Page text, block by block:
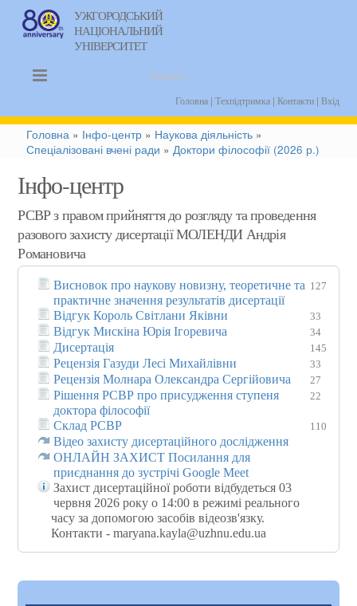
УЖГОРОДСЬКИЙ
НАЦІОНАЛЬНИЙ
УНІВЕРСИТЕТ
Головна| Техпідтримка| Контакти| Вхід
Головна » Інфо-центр » Наукова діяльність »
Спеціалізовані вчені ради »Доктори філософії (2026 р.)
Інфо-центр
РСВР з правом прийняття до розгляду та проведення
разового захисту дисертації МОЛЕНДИ Андрія
Романовича
Висновок про наукову новизну, теоретичне та
практичне значення результатів дисертації
127
Відгук Король Світлани Яківни 33
Відгук Мискіна Юрія Ігоревича 34
Дисертація 145
Рецензія Газуди Лесі Михайлівни 33
Рецензія Молнара Олександра Сергійовича 27
Рішення РСВР про присудження ступеня
доктора філософії
22
Склад РСВР 110
Відео захисту дисертаційного дослідження
ОНЛАЙН ЗАХИСТ Посилання для
приєднання до зустрічі Google Meet
Захист дисертаційної роботи відбудеться 03
червня 2026 року о 14:00 в режимі реального
часу за допомогою засобів відеозв'язку.
Контакти - maryana.kayla@uzhnu.edu.ua